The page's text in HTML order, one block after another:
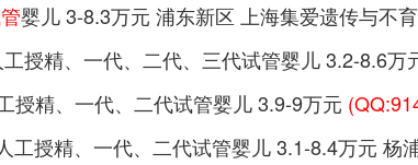
婴儿 3-8.3万元 浦东新区 上海集爱遗传与不
授精、一代、二代、三代试管婴儿 3.2-8.6
授精、一代、二代试管婴儿 3.9-9万元
授精、一代、二代试管婴儿 3.1-8.4万元 杨